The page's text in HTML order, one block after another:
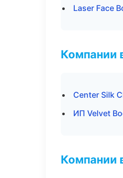
Laser Face
Компании
Center Silk
ИП Velvet
Компании